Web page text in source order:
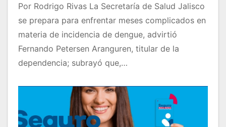
Por Rodrigo Rivas La Secretaría de Salud Jalisco
se prepara para enfrentar meses complicados en
materia de incidencia de dengue, advirtió
Fernando Petersen Aranguren, titular de la
dependencia; subrayó que,…